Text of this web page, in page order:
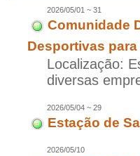
2026/05/01 ~ 31
Comunidade
Desportivas
Localização:
diversas
2026/05/04 ~ 29
Estação de
2026/05/10